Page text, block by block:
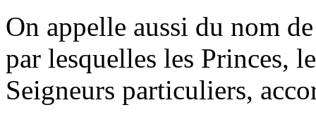
On appelle aussi du nom
par lesquelles les Princes,
Seigneurs particuliers,